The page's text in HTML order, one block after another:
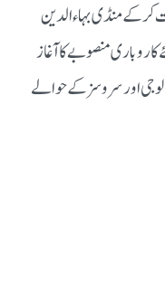
ت کر کے منڈی بہاءالدین
منصوبے کا آغاز
اور سروسز کے حوالے